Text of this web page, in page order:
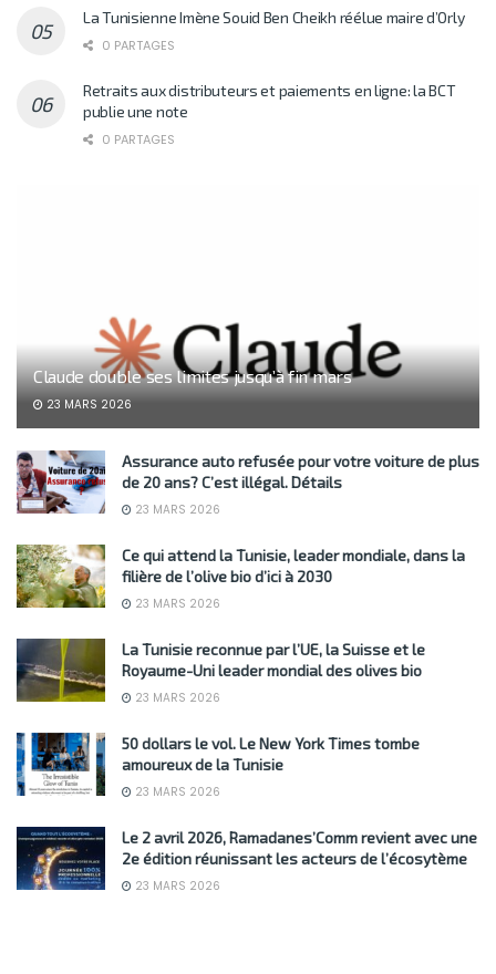
La Tunisienne Imène Souid Ben Cheikh réélue maire d’Orly
0 PARTAGES
Retraits aux distributeurs et paiements en ligne: la BCT
publie une note
0 PARTAGES
Claude double ses limites jusqu’à fin mars
23 MARS 2026
Assurance auto refusée pour votre voiture de plus
de 20 ans? C’est illégal. Détails
23 MARS 2026
Ce qui attend la Tunisie, leader mondiale, dans la
filière de l’olive bio d’ici à 2030
23 MARS 2026
La Tunisie reconnue par l’UE, la Suisse et le
Royaume-Uni leader mondial des olives bio
23 MARS 2026
50 dollars le vol. Le New York Times tombe
amoureux de la Tunisie
23 MARS 2026
Le 2 avril 2026, Ramadanes’Comm revient avec une
2e édition réunissant les acteurs de l’écosytème
23 MARS 2026